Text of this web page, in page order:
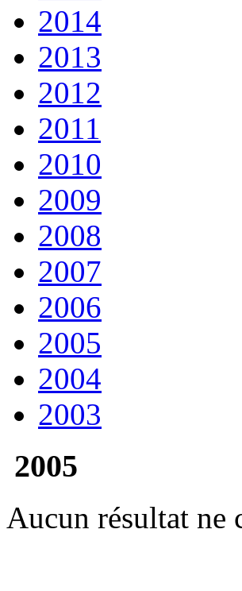
2014
2013
2012
2011
2010
2009
2008
2007
2006
2005
2004
2003
2005
Aucun résultat ne